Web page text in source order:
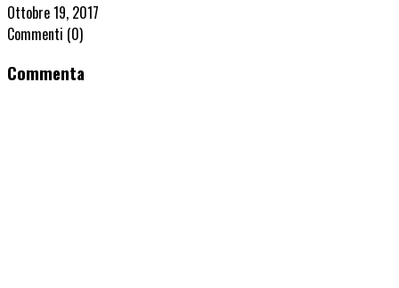
Ottobre 19, 2017
Commenti (0)
Commenta